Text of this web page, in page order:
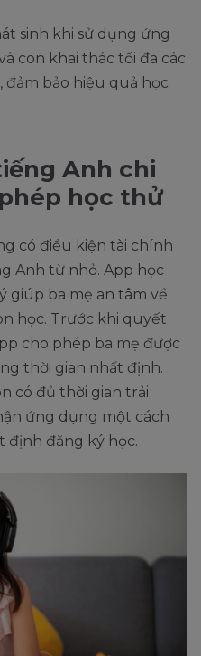
sinh khi sử dụng ứng
con khai thác tối đa các
bảo hiệu quả học
Anh chi
học thử
có điều kiện tài chính
Anh từ nhỏ. App học
giúp ba mẹ an tâm về
học. Trước khi quyết
cho phép ba mẹ được
thời gian nhất định.
có đủ thời gian trải
ứng dụng một cách
đăng ký học.